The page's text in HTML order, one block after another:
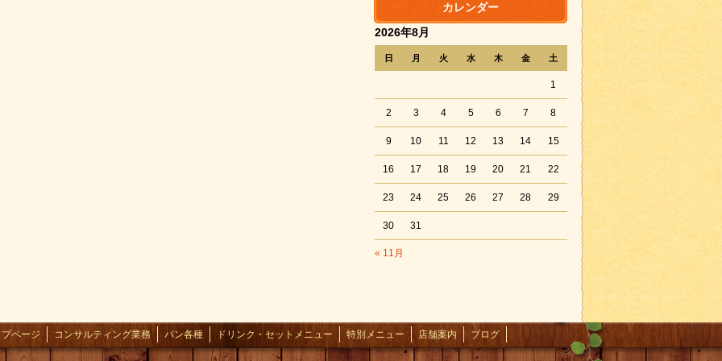
カレンダー
2026年8月
日 月 火 水 木 金 土
« 11月
1
2 3 4 5 6 7 8
9 10 11 12 13 14 15
16 17 18 19 20 21 22
23 24 25 26 27 28 29
30 31
ページ コンサルティング業務 パン各種 ドリンク・セットメニュー 特別メニュー 店舗案内 ブログ